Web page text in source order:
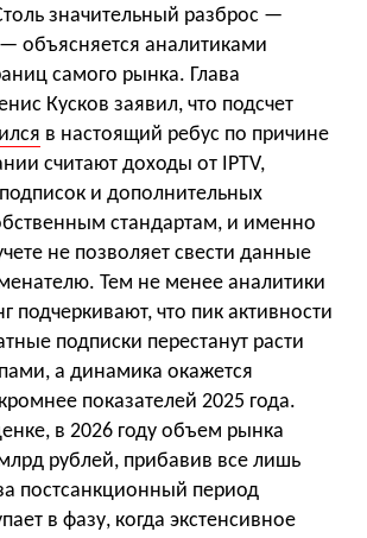
значительный разброс —
объясняется аналитиками
самого рынка. Глава
Кусков заявил, что подсчет
в настоящий ребус по причине
считают доходы от IPTV,
и дополнительных
стандартам, и именно
не позволяет свести данные
Тем не менее аналитики
подчеркивают, что пик активности
подписки перестанут расти
а динамика окажется
показателей 2025 года.
в 2026 году объем рынка
рублей, прибавив все лишь
постсанкционный период
в фазу, когда экстенсивное